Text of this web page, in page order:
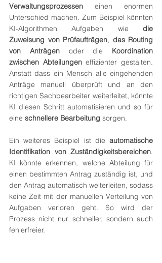
Verwaltungsprozessen einen enormen
Unterschied machen. Zum Beispiel könnten
KI-Algorithmen Aufgaben wie die
Zuweisung von Prüfaufträgen, das Routing
von Anträgen oder die Koordination
zwischen Abteilungen effizienter gestalten.
Anstatt dass ein Mensch alle eingehenden
Anträge manuell überprüft und an den
richtigen Sachbearbeiter weiterleitet, könnte
KI diesen Schritt automatisieren und so für
eine schnellere Bearbeitung sorgen.
Ein weiteres Beispiel ist die automatische
Identifikation von Zuständigkeitsbereichen.
KI könnte erkennen, welche Abteilung für
einen bestimmten Antrag zuständig ist, und
den Antrag automatisch weiterleiten, sodass
keine Zeit mit der manuellen Verteilung von
Aufgaben verloren geht. So wird der
Prozess nicht nur schneller, sondern auch
fehlerfreier.